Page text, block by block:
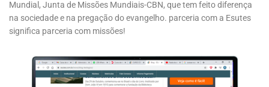
Mundial, Junta de Missões Mundiais-CBN, que tem feito diferença
na sociedade e na pregação do evangelho. parceria com a Esutes
significa parceria com missões!